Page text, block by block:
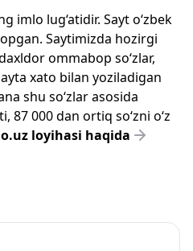
imlo lug‘atidir. Sayt o‘zbek
Saytimizda hozirgi
ommabop so‘zlar,
xato bilan yoziladigan
shu so‘zlar asosida
87 000 dan ortiq so‘zni o‘z
loyihasi haqida